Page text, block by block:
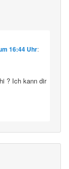
16:44 Uhr:
? Ich kann dir